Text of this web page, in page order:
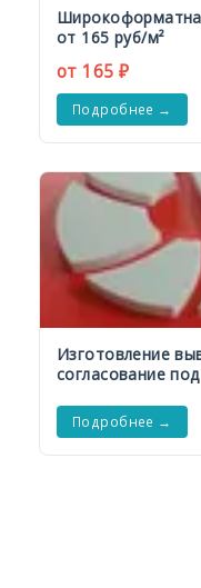
от 165 руб/м²
от 165 ₽
Подробнее →
Изготовление
согласование
Подробнее →